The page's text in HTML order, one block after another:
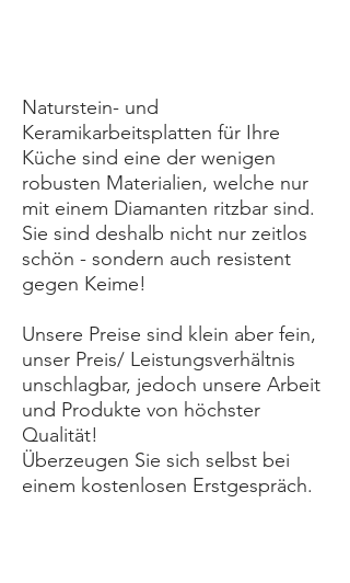
​​Naturstein- und
Keramikarbeitsplatten für Ihre
Küche sind eine der wenigen
robusten Materialien, welche nur
mit einem Diamanten ritzbar sind.
Sie sind deshalb nicht nur zeitlos
schön - sondern auch resistent
gegen Keime!
Unsere Preise sind klein aber fein,
unser Preis/ Leistungsverhältnis
unschlagbar, jedoch unsere Arbeit
und Produkte von höchster
Qualität!
Überzeugen Sie sich selbst bei
einem kostenlosen Erstgespräch.